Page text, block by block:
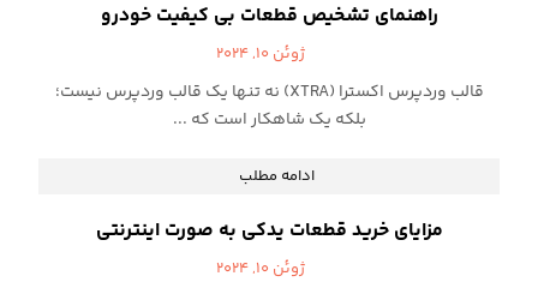
راهنمای تشخیص قطعات بی کیفیت خودرو
ژوئن ۱۰, ۲۰۲۴
قالب وردپرس اکسترا (XTRA) نه تنها یک قالب وردپرس نیست؛
بلکه یک شاهکار است که ...
ادامه مطلب
مزایای خرید قطعات یدکی به صورت اینترنتی
ژوئن ۱۰, ۲۰۲۴